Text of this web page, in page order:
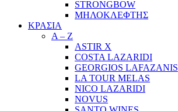
STRONGBOW
ΜΗΛΟΚΛΕΦΤΗΣ
ΚΡΑΣΙΑ
A – Z
ASTIR X
COSTA LAZARIDI
GEORGIOS LAFAZANIS
LA TOUR MELAS
NICO LAZARIDI
NOVUS